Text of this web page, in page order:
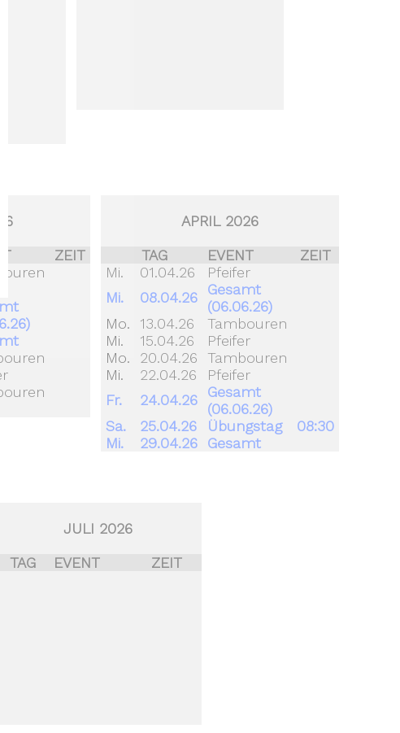
ZEIT
APRIL 2026
TAG
EVENT
ZEIT
Mi.
01.04.26
Pfeifer
Mi.
08.04.26
Gesamt
(06.06.26)
Mo.
13.04.26
Tambouren
Mi.
15.04.26
Pfeifer
Mo.
20.04.26
Tambouren
Mi.
22.04.26
Pfeifer
Fr.
24.04.26
Gesamt
(06.06.26)
Sa.
25.04.26 Übungstag
08:30
Mi.
29.04.26 Gesamt
JULI 2026
TAG
EVENT ZEIT